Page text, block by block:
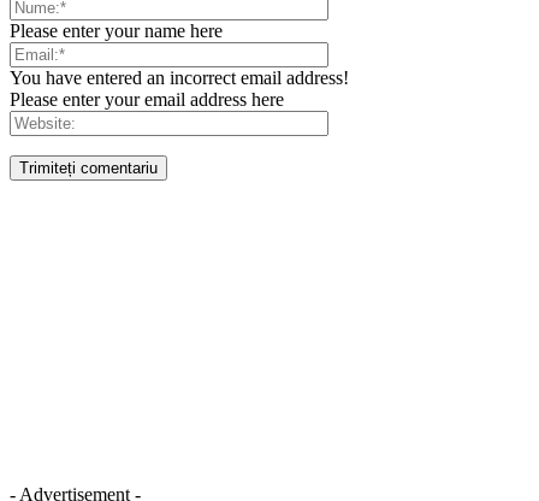
Please enter your name here
You have entered an incorrect email address!
Please enter your email address here
- Advertisement -